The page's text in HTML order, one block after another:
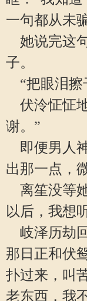
一句都从未
她说完这
子。
“把眼泪擦
伏泠怔怔
谢。”
即便男人
出那一点，
离笙没等
以后，我想
岐泽历劫
那日正和伏
扑过来，叫
老东西，我